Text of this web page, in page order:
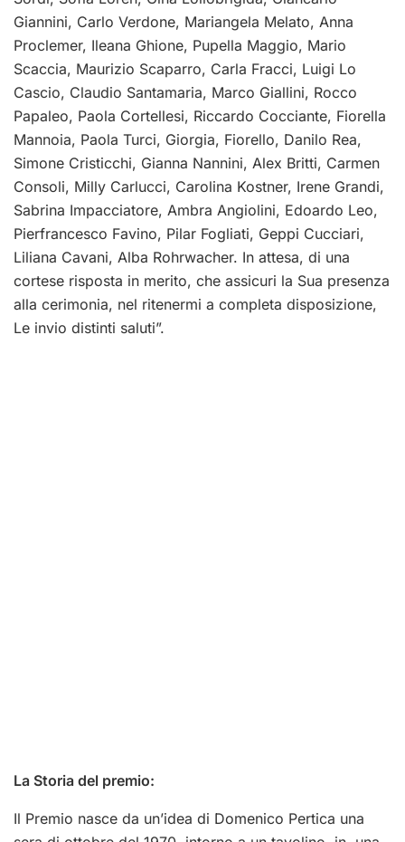
Giannini, Carlo Verdone, Mariangela Melato, Anna
Proclemer, Ileana Ghione, Pupella Maggio, Mario
Scaccia, Maurizio Scaparro, Carla Fracci, Luigi Lo
Cascio, Claudio Santamaria, Marco Giallini, Rocco
Papaleo, Paola Cortellesi, Riccardo Cocciante, Fiorella
Mannoia, Paola Turci, Giorgia, Fiorello, Danilo Rea,
Simone Cristicchi, Gianna Nannini, Alex Britti, Carmen
Consoli, Milly Carlucci, Carolina Kostner, Irene Grandi,
Sabrina Impacciatore, Ambra Angiolini, Edoardo Leo,
Pierfrancesco Favino, Pilar Fogliati, Geppi Cucciari,
Liliana Cavani, Alba Rohrwacher. In attesa, di una
cortese risposta in merito, che assicuri la Sua presenza
alla cerimonia, nel ritenermi a completa disposizione,
Le invio distinti saluti”.
La Storia del premio:
Il Premio nasce da un’idea di Domenico Pertica una